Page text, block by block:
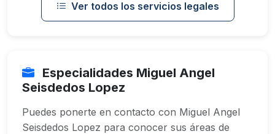
Ver todos los servicios legales
Especialidades Miguel Angel
Seisdedos Lopez
Puedes ponerte en contacto con Miguel Angel
Seisdedos Lopez para conocer sus áreas de